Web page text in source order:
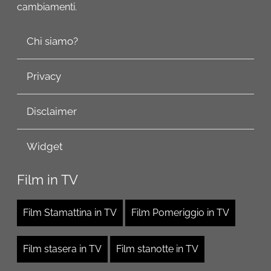
cambiamenti.
Chi siamo?
Privacy
Disclaimer
Widget
Film in TV
Film Stamattina in TV Film Pomeriggio in TV
Film stasera in TV Film stanotte in TV